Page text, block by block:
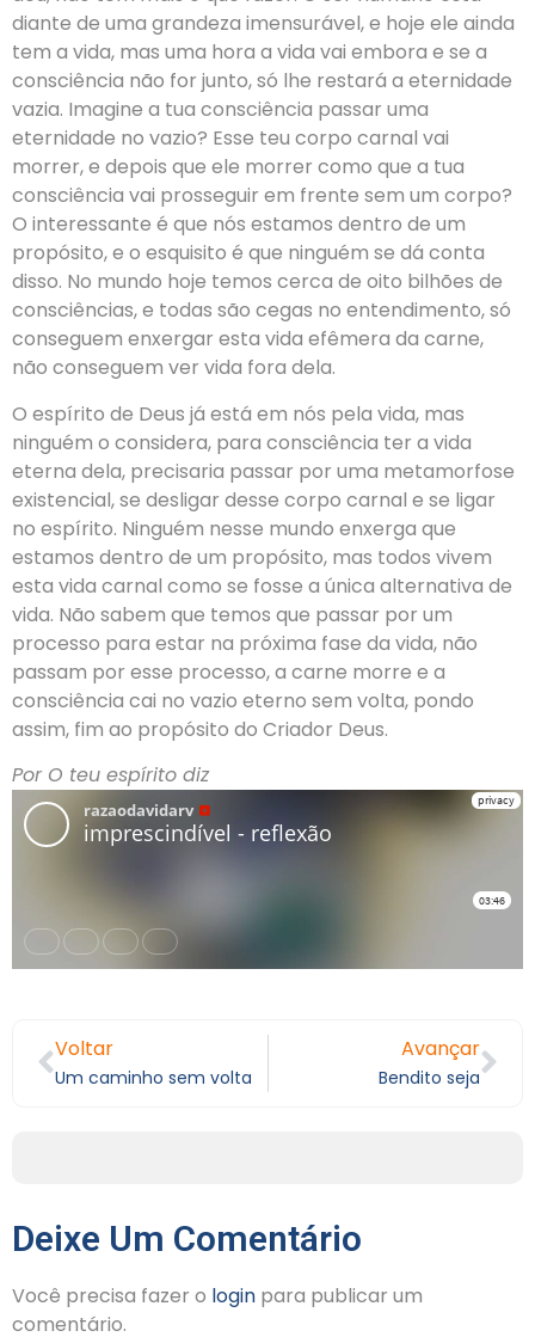
diante de uma grandeza imensurável, e hoje ele ainda
tem a vida, mas uma hora a vida vai embora e se a
consciência não for junto, só lhe restará a eternidade
vazia. Imagine a tua consciência passar uma
eternidade no vazio? Esse teu corpo carnal vai
morrer, e depois que ele morrer como que a tua
consciência vai prosseguir em frente sem um corpo?
O interessante é que nós estamos dentro de um
propósito, e o esquisito é que ninguém se dá conta
disso. No mundo hoje temos cerca de oito bilhões de
consciências, e todas são cegas no entendimento, só
conseguem enxergar esta vida efêmera da carne,
não conseguem ver vida fora dela.
O espírito de Deus já está em nós pela vida, mas
ninguém o considera, para consciência ter a vida
eterna dela, precisaria passar por uma metamorfose
existencial, se desligar desse corpo carnal e se ligar
no espírito. Ninguém nesse mundo enxerga que
estamos dentro de um propósito, mas todos vivem
esta vida carnal como se fosse a única alternativa de
vida. Não sabem que temos que passar por um
processo para estar na próxima fase da vida, não
passam por esse processo, a carne morre e a
consciência cai no vazio eterno sem volta, pondo
assim, fim ao propósito do Criador Deus.
Por O teu espírito diz
Voltar
Um caminho sem volta
Avançar
Bendito seja
Deixe Um Comentário
Você precisa fazer o login para publicar um
comentário.